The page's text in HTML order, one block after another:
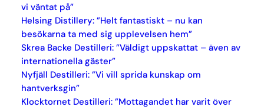
vi väntat på”
Helsing Distillery: ”Helt fantastiskt – nu kan
besökarna ta med sig upplevelsen hem”
Skrea Backe Destilleri: ”Väldigt uppskattat – även av
internationella gäster”
Nyfjäll Destilleri: ”Vi vill sprida kunskap om
hantverksgin”
Klocktornet Destilleri: ”Mottagandet har varit över